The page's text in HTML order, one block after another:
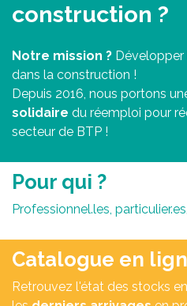
construction ?
Notre mission ? Développer
dans la construction !
Depuis 2016, nous portons
solidaire du réemploi pour
secteur de BTP !
Pour qui ?​
Professionnel.les,
Catalogue en
Retrouvez l'état des stocks en